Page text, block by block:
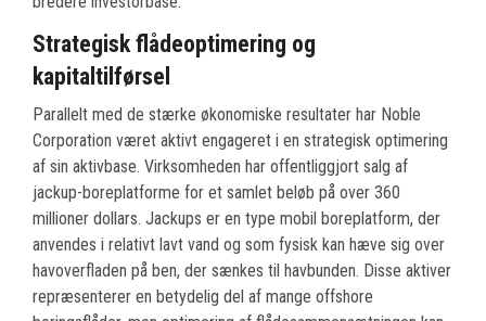
Strategisk flådeoptimering og
kapitaltilførsel
Parallelt med de stærke økonomiske resultater har Noble
Corporation været aktivt engageret i en strategisk optimering
af sin aktivbase. Virksomheden har offentliggjort salg af
jackup-boreplatforme for et samlet beløb på over 360
millioner dollars. Jackups er en type mobil boreplatform, der
anvendes i relativt lavt vand og som fysisk kan hæve sig over
havoverfladen på ben, der sænkes til havbunden. Disse aktiver
repræsenterer en betydelig del af mange offshore